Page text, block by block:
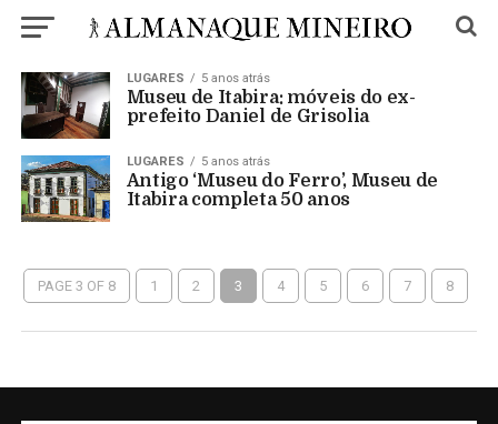
LUGARES 5 anos atrás
Museu de Itabira: móveis do ex-
prefeito Daniel de Grisolia
LUGARES 5 anos atrás
Antigo ‘Museu do Ferro’, Museu de
Itabira completa 50 anos
PAGE 3 OF 8 1 2 3 4 5 6 7 8